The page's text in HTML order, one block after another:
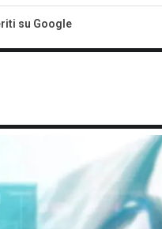
su Google